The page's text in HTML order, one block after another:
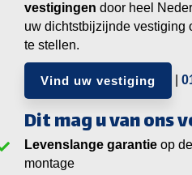
vestigingen door heel
uw dichtstbijzijnde vestiging
te stellen.
Vind uw vestiging
Dit mag u van ons
Levenslange garantie op de
montage